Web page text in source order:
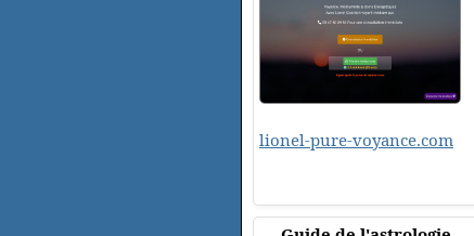
lionel-pure-voyance.com